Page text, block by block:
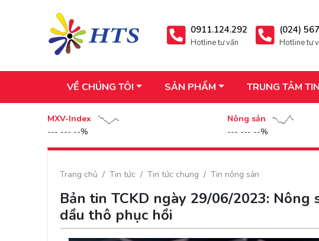
0911.124.292
Hotline tư vấn
(024)
Hotline tư
VỀ CHÚNG TÔI SẢN PHẨM TRUNG TÂM
MXV-Index
--- --- --%
Nông sản
--- --- --%
Trang chủ Tin tức Tin tức chung Tin nông sản
Bản tin TCKD ngày 29/06/2023: Nông
dầu thô phục hồi